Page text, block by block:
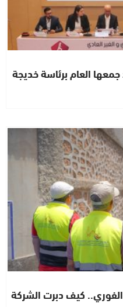
العام برئاسة خديجة
كيف دبرت الشركة